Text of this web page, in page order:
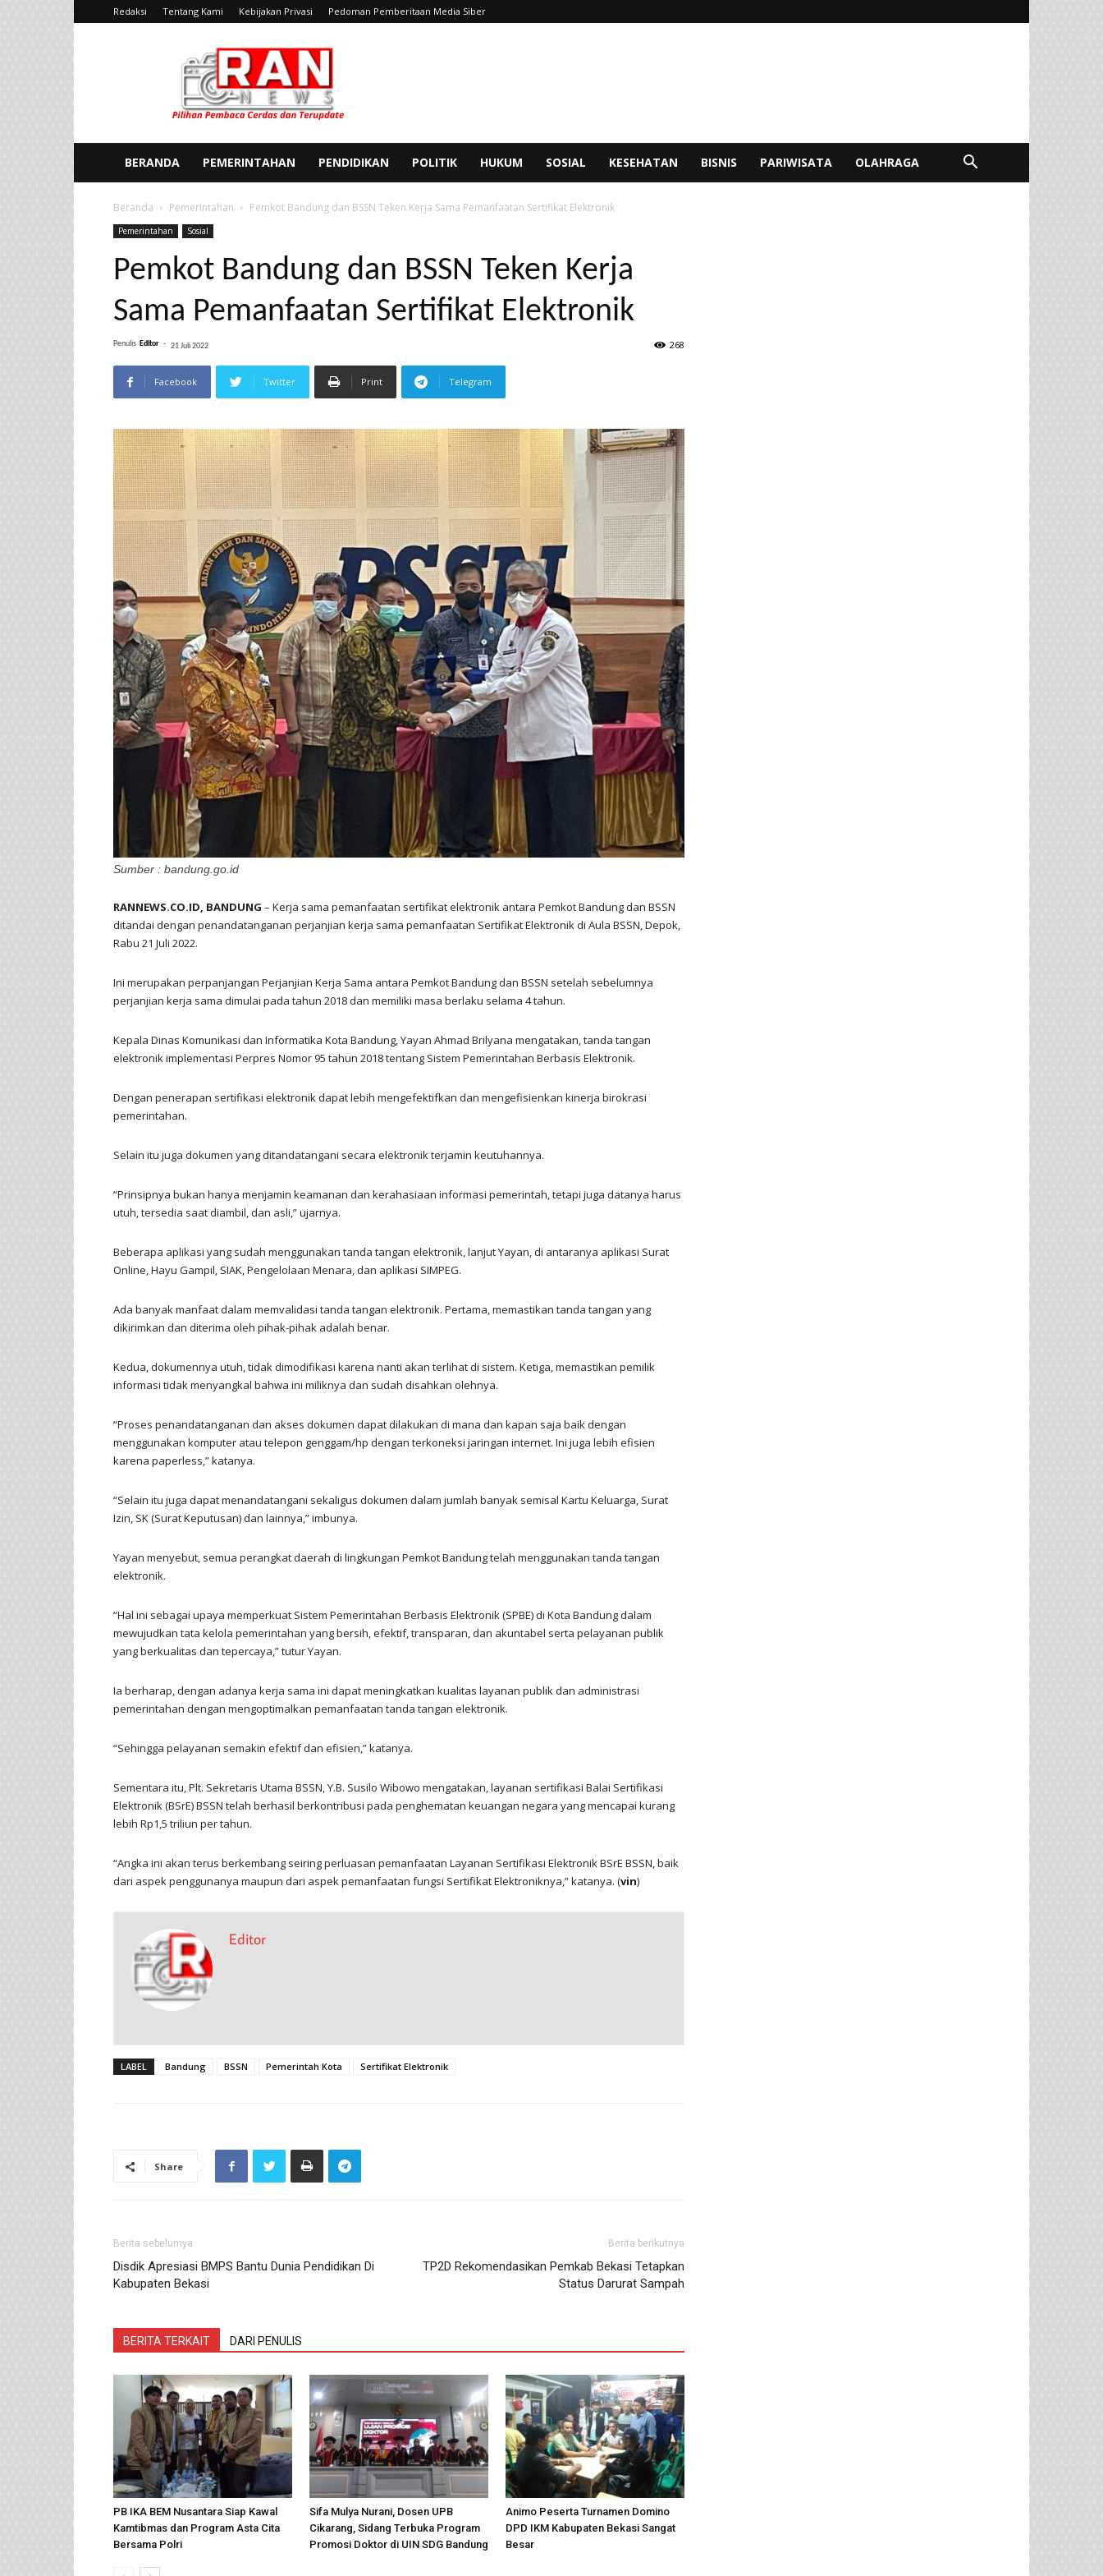
Redaksi Tentang Kami Kebijakan Privasi Pedoman Pemberitaan Media Siber
News
BERANDA PEMERINTAHAN PENDIDIKAN POLITIK HUKUM SOSIAL KESEHATAN BISNIS PARIWISATA OLAHRAGA
Beranda Pemerintahan Pemkot Bandung dan BSSN Teken Kerja Sama Pemanfaatan Sertifikat Elektronik
Pemerintahan Sosial
Pemkot Bandung dan BSSN Teken Kerja
Sama Pemanfaatan Sertifikat Elektronik
Penulis Editor - 21 Juli 2022 268
Facebook Twitter Print Telegram
Sumber : bandung.go.id
RANNEWS.CO.ID, BANDUNG – Kerja sama pemanfaatan sertifikat elektronik antara Pemkot Bandung dan BSSN
ditandai dengan penandatanganan perjanjian kerja sama pemanfaatan Sertifikat Elektronik di Aula BSSN, Depok,
Rabu 21 Juli 2022.
Ini merupakan perpanjangan Perjanjian Kerja Sama antara Pemkot Bandung dan BSSN setelah sebelumnya
perjanjian kerja sama dimulai pada tahun 2018 dan memiliki masa berlaku selama 4 tahun.
Kepala Dinas Komunikasi dan Informatika Kota Bandung, Yayan Ahmad Brilyana mengatakan, tanda tangan
elektronik implementasi Perpres Nomor 95 tahun 2018 tentang Sistem Pemerintahan Berbasis Elektronik.
Dengan penerapan sertifikasi elektronik dapat lebih mengefektifkan dan mengefisienkan kinerja birokrasi
pemerintahan.
Selain itu juga dokumen yang ditandatangani secara elektronik terjamin keutuhannya.
“Prinsipnya bukan hanya menjamin keamanan dan kerahasiaan informasi pemerintah, tetapi juga datanya harus
utuh, tersedia saat diambil, dan asli,” ujarnya.
Beberapa aplikasi yang sudah menggunakan tanda tangan elektronik, lanjut Yayan, di antaranya aplikasi Surat
Online, Hayu Gampil, SIAK, Pengelolaan Menara, dan aplikasi SIMPEG.
Ada banyak manfaat dalam memvalidasi tanda tangan elektronik. Pertama, memastikan tanda tangan yang
dikirimkan dan diterima oleh pihak-pihak adalah benar.
Kedua, dokumennya utuh, tidak dimodifikasi karena nanti akan terlihat di sistem. Ketiga, memastikan pemilik
informasi tidak menyangkal bahwa ini miliknya dan sudah disahkan olehnya.
“Proses penandatanganan dan akses dokumen dapat dilakukan di mana dan kapan saja baik dengan
menggunakan komputer atau telepon genggam/hp dengan terkoneksi jaringan internet. Ini juga lebih efisien
karena paperless,” katanya.
“Selain itu juga dapat menandatangani sekaligus dokumen dalam jumlah banyak semisal Kartu Keluarga, Surat
Izin, SK (Surat Keputusan) dan lainnya,” imbunya.
Yayan menyebut, semua perangkat daerah di lingkungan Pemkot Bandung telah menggunakan tanda tangan
elektronik.
“Hal ini sebagai upaya memperkuat Sistem Pemerintahan Berbasis Elektronik (SPBE) di Kota Bandung dalam
mewujudkan tata kelola pemerintahan yang bersih, efektif, transparan, dan akuntabel serta pelayanan publik
yang berkualitas dan tepercaya,” tutur Yayan.
Ia berharap, dengan adanya kerja sama ini dapat meningkatkan kualitas layanan publik dan administrasi
pemerintahan dengan mengoptimalkan pemanfaatan tanda tangan elektronik.
“Sehingga pelayanan semakin efektif dan efisien,” katanya.
Sementara itu, Plt. Sekretaris Utama BSSN, Y.B. Susilo Wibowo mengatakan, layanan sertifikasi Balai Sertifikasi
Elektronik (BSrE) BSSN telah berhasil berkontribusi pada penghematan keuangan negara yang mencapai kurang
lebih Rp1,5 triliun per tahun.
“Angka ini akan terus berkembang seiring perluasan pemanfaatan Layanan Sertifikasi Elektronik BSrE BSSN, baik
dari aspek penggunanya maupun dari aspek pemanfaatan fungsi Sertifikat Elektroniknya,” katanya. (vin)
Editor
LABEL Bandung BSSN Pemerintah Kota Sertifikat Elektronik
Share
Berita sebelumya
Disdik Apresiasi BMPS Bantu Dunia Pendidikan Di
Kabupaten Bekasi
Berita berikutnya
TP2D Rekomendasikan Pemkab Bekasi Tetapkan
Status Darurat Sampah
BERITA TERKAIT DARI PENULIS
PB IKA BEM Nusantara Siap Kawal
Kamtibmas dan Program Asta Cita
Bersama Polri
Sifa Mulya Nurani, Dosen UPB
Cikarang, Sidang Terbuka Program
Promosi Doktor di UIN SDG Bandung
Animo Peserta Turnamen Domino
DPD IKM Kabupaten Bekasi Sangat
Besar